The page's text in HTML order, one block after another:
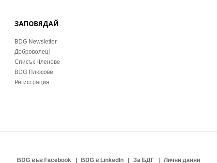
ЗАПОВЯДАЙ
BDG Newsletter
Доброволец!
Списък Членове
BDG Плюсове
Регистрация
BDG във Facebook BDG в LinkedIn За БДГ Лични данни